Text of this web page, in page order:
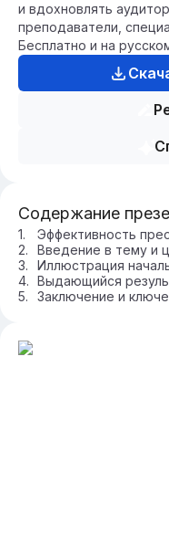
и вдохновлять
преподаватели,
Бесплатно и на
Содержание
Эффективность
Введение в тему и
Иллюстрация
Выдающийся
Заключение и